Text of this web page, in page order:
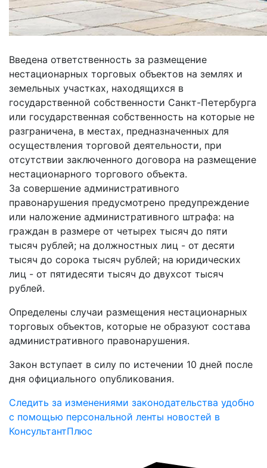
Введена ответственность за размещение
нестационарных торговых объектов на землях и
земельных участках, находящихся в
государственной собственности Санкт-Петербурга
или государственная собственность на которые не
разграничена, в местах, предназначенных для
осуществления торговой деятельности, при
отсутствии заключенного договора на размещение
нестационарного торгового объекта.
За совершение административного
правонарушения предусмотрено предупреждение
или наложение административного штрафа: на
граждан в размере от четырех тысяч до пяти
тысяч рублей; на должностных лиц - от десяти
тысяч до сорока тысяч рублей; на юридических
лиц - от пятидесяти тысяч до двухсот тысяч
рублей.
Определены случаи размещения нестационарных
торговых объектов, которые не образуют состава
административного правонарушения.
Закон вступает в силу по истечении 10 дней после
дня официального опубликования.
Следить за изменениями законодательства удобно
с помощью персональной ленты новостей в
КонсультантПлюс